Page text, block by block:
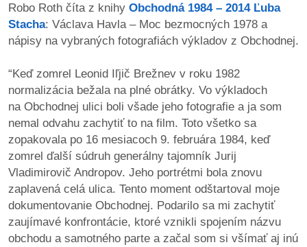
médií
videá
vychádzky
/
knihy
/
výstavy
o
nás
podpora
Robo Roth číta z knihy Obchodná 1984 – 2014 Ľuba
Stacha: Václava Havla – Moc bezmocných 1978 a
nápisy na vybraných fotografiách výkladov z Obchodnej.
“Keď zomrel Leonid Iľjič Brežnev v roku 1982
normalizácia bežala na plné obrátky. Vo výkladoch
na Obchodnej ulici boli všade jeho fotografie a ja som
nemal odvahu zachytiť to na film. Toto všetko sa
zopakovala po 16 mesiacoch 9. februára 1984, keď
zomrel ďalší súdruh generálny tajomník Jurij
Vladimirovič Andropov. Jeho portrétmi bola znovu
zaplavená celá ulica. Tento moment odštartoval moje
dokumentovanie Obchodnej. Podarilo sa mi zachytiť
zaujímavé konfrontácie, ktoré vznikli spojením názvu
obchodu a samotného parte a začal som si všímať aj inú